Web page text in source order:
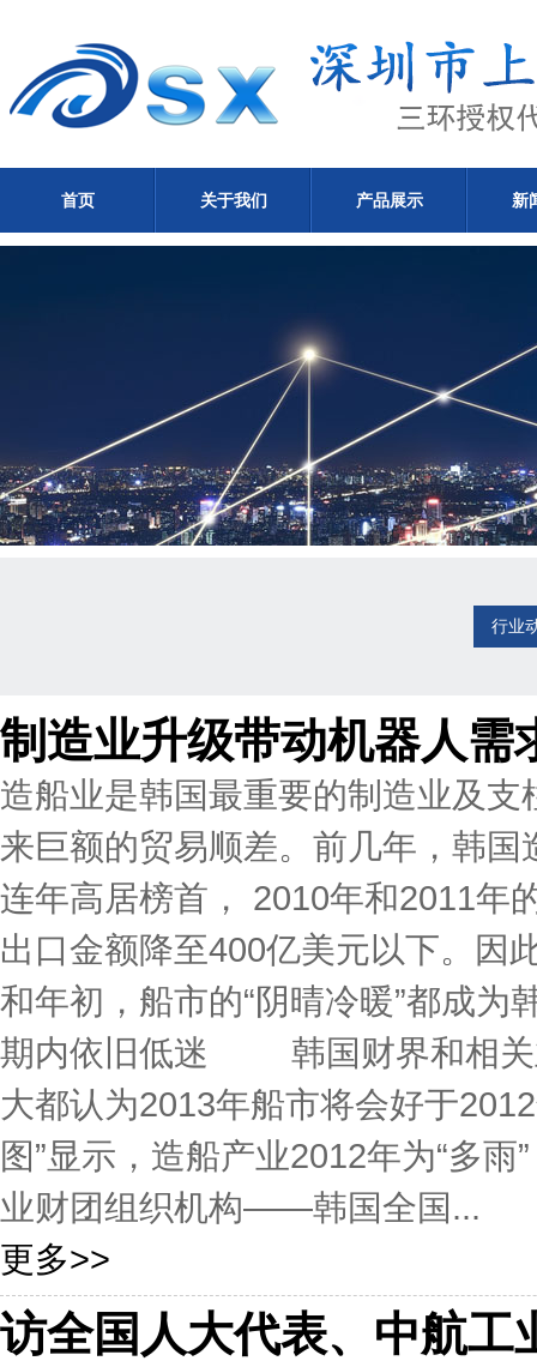
首页 关于我们 产品展示 新
行业
制造业升级带动机器人需
造船业是韩国最重要的制造业及
来巨额的贸易顺差。前几年，韩
连年高居榜首， 2010年和2011年
出口金额降至400亿美元以下。因
和年初，船市的“阴晴冷暖”都成
期内依旧低迷 韩国财界和相关
大都认为2013年船市将会好于
图”显示，造船产业2012年为“多
业财团组织机构——韩国全国...
更多>>
访全国人大代表、中航工